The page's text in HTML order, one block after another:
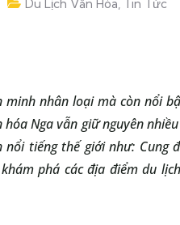
Du Lịch Văn Hóa, Tin Tức
nhân loại mà còn nổi
Nga vẫn giữ nguyên
tiếng thế giới như:
phá các địa điểm du